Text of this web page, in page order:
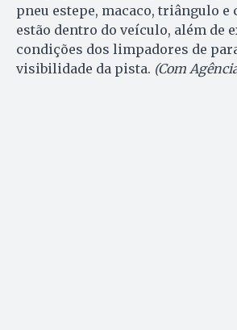
pneu estepe, macaco, triângulo e
estão dentro do veículo, além de
condições dos limpadores de
visibilidade da pista. (Com